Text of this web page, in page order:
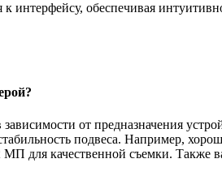
интерфейсу, обеспечивая
от предназначения
подвеса. Например,
для качественной съемки.